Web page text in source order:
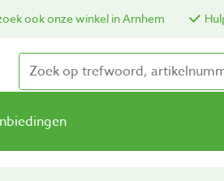
ook onze winkel in Arnhem